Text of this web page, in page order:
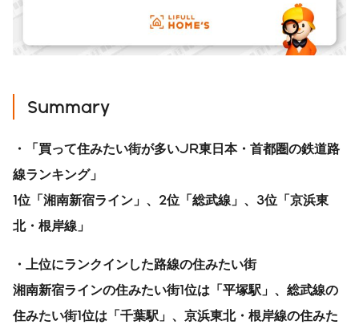
Summary
・ 「買って住みたい街が多いJR東日本・首都圏の鉄道路
線ランキング」
1位「湘南新宿ライン」、 2位「総武線」、 3位「京浜東
北・根岸線」
・上位にランクインした路線の住みたい街
湘南新宿ラインの住みたい街1位は「平塚駅」、総武線の
住みたい街1位は「千葉駅」、京浜東北・根岸線の住みた